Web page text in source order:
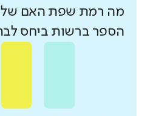
מה רמת שפת האם של
הספר ברשות ביחס